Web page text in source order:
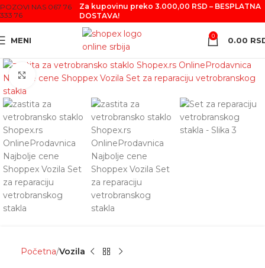
POZOVI NAS 067 76
333 76
Za kupovinu preko 3.000,00 RSD – BESPLATNA
DOSTAVA!
MENI 0 0.00
Click to enlarge
Početna Vozila